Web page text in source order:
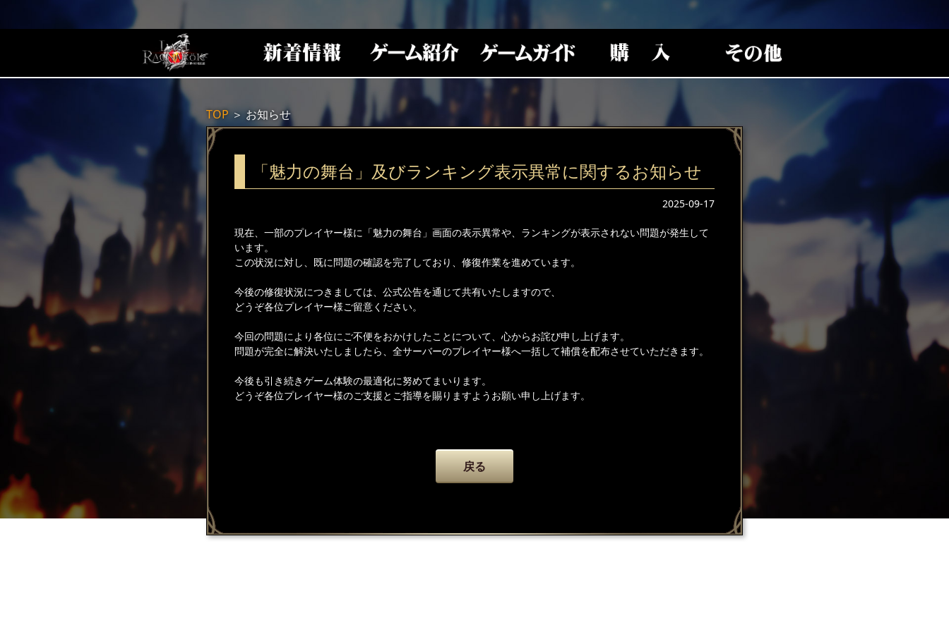
TOP＞お知らせ
「魅力の舞台」及びランキング表示異常に関するお知らせ
2025-09-17
現在、一部のプレイヤー様に「魅力の舞台」画面の表示異常や、ランキングが表示されない問題が発生して
います。
この状況に対し、既に問題の確認を完了しており、修復作業を進めています。
今後の修復状況につきましては、公式公告を通じて共有いたしますので、
どうぞ各位プレイヤー様ご留意ください。
今回の問題により各位にご不便をおかけしたことについて、心からお詫び申し上げます。
問題が完全に解決いたしましたら、全サーバーのプレイヤー様へ一括して補償を配布させていただきます。
今後も引き続きゲーム体験の最適化に努めてまいります。
どうぞ各位プレイヤー様のご支援とご指導を賜りますようお願い申し上げます。
戻る